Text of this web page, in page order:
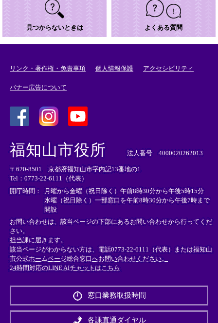
見つからないときは よくある質問
リンク・著作権・免責事項 個人情報保護 アクセシビリティ
バナー広告について
外
部
リ
ン
ク
＞
外
リ
ン
ク
＞
外
部
ン
ク
＞
福知山市役所 法人番号 4000020262013
〒620-8501 京都府福知山市字内記13番地の1
Tel：0773-22-6111（代表）
開庁時間：
月曜から金曜（祝日除く）午前8時30分から午後5時15分
水曜（祝日除く）一部窓口を午前8時30分から午後7時まで
開設
お問い合わせは、該当ページの下部にあるお問い合わせから行ってくだ
さい。
担当課に届きます。
該当ページがわからない方は、電話0773-22-6111（代表）または福知山
市公式ホームページ総合窓口へお問い合わせください。
24時間対応のLINE AIチャットはこちら
外
リ
ン
窓口業務取扱時間
各課直通ダイヤル